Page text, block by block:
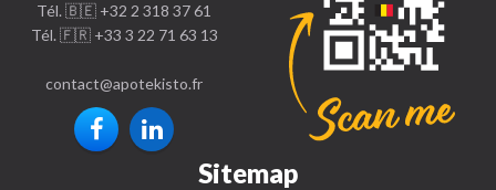
Tél. 🇧🇪 +32 2 318 37 61
Tél. 🇫🇷 +33 3 22 71 63 13
contact@apotekisto.fr
Sitemap